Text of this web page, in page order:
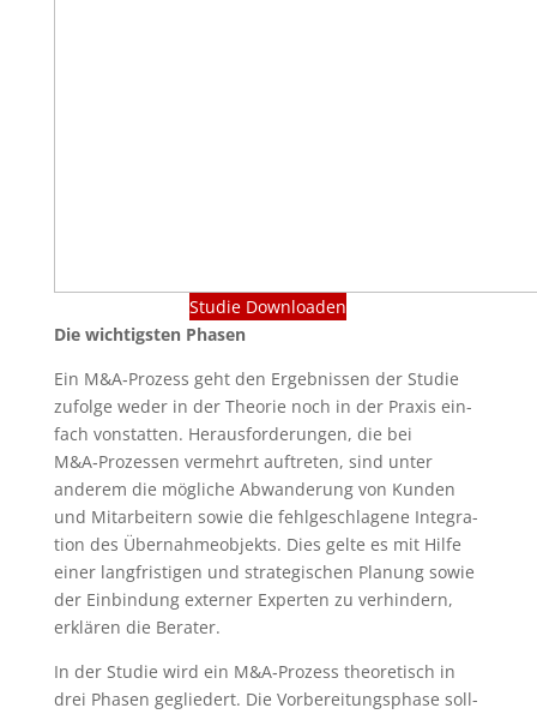
Stu­die Downloaden
Die wich­tigs­ten Phasen
Ein M&A‑Prozess geht den Ergeb­nis­sen der Stu­die
zufol­ge weder in der Theo­rie noch in der Pra­xis ein­
fach von­stat­ten. Her­aus­for­de­run­gen, die bei
M&A‑Prozessen ver­mehrt auf­tre­ten, sind unter
ande­rem die mög­li­che Abwan­de­rung von Kun­den
und Mit­ar­bei­tern sowie die fehl­ge­schla­ge­ne Inte­gra­
ti­on des Über­nah­me­ob­jekts. Dies gel­te es mit Hil­fe
einer lang­fris­ti­gen und stra­te­gi­schen Pla­nung sowie
der Ein­bin­dung exter­ner Exper­ten zu ver­hin­dern,
erklä­ren die Berater.
In der Stu­die wird ein M&A‑Prozess theo­re­tisch in
drei Pha­sen geglie­dert. Die Vor­be­rei­tungs­pha­se soll­